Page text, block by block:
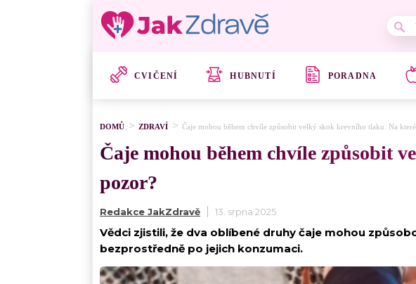
CVIČENÍ HUBNUTÍ PORADNA
DOMŮ ZDRAVÍ Čaje mohou během chvíle způsobit velký skok krevního tlaku. Na
Čaje mohou během chvíle způsobit
pozor?
Redakce JakZdravě 13. srpna 2025
Vědci zjistili, že dva oblíbené druhy čaje mohou
bezprostředně po jejich konzumaci.